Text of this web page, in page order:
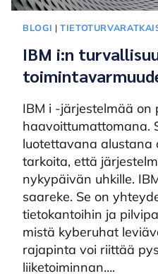
BLOGI |
IBM i:n
IBM i -järjestelmää
haavoittumattomana.
luotettavana alustana
tarkoita, että
nykypäivän uhkille.
saareke. Se on
tietokantoihin ja
mistä kyberuhat
rajapinta voi riittää
liiketoiminnan….